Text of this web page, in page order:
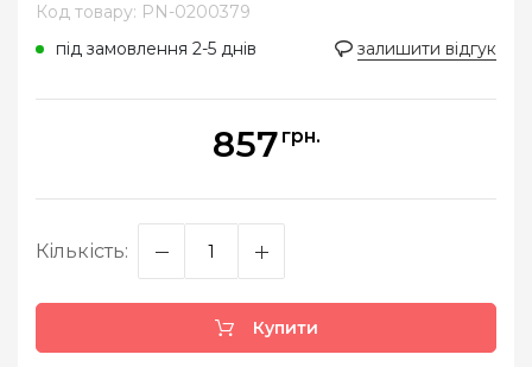
Код товару: PN-0200379
під замовлення 2-5 днів
залишити відгук
857 грн.
Кількість:
Купити